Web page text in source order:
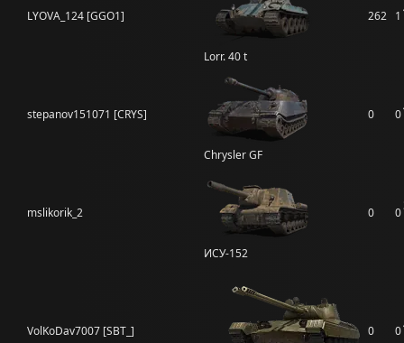
LYOVA_124 [GGO1]
Lorr. 40 t
262 1
stepanov151071 [CRYS]
Chrysler GF
0 0
mslikorik_2
ИСУ-152
0 0
VolKoDav7007 [SBT_] 0 0